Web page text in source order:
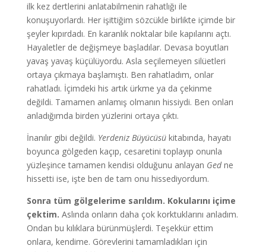
ilk kez dertlerini anlatabilmenin rahatlığı ile
konuşuyorlardı. Her işittiğim sözcükle birlikte içimde bir
şeyler kıpırdadı. En karanlık noktalar bile kapılarını açtı.
Hayaletler de değişmeye başladılar. Devasa boyutları
yavaş yavaş küçülüyordu. Asla seçilemeyen silüetleri
ortaya çıkmaya başlamıştı. Ben rahatladım, onlar
rahatladı. İçimdeki his artık ürkme ya da çekinme
değildi. Tamamen anlamış olmanın hissiydi. Ben onları
anladığımda birden yüzlerini ortaya çıktı.
İnanılır gibi değildi. Yerdeniz Büyücüsükitabında, hayatı
boyunca gölgeden kaçıp, cesaretini toplayıp onunla
yüzleşince tamamen kendisi olduğunu anlayan Gedne
hissetti ise, işte ben de tam onu hissediyordum.
Sonra tüm gölgelerime sarıldım. Kokularını içime
çektim. Aslında onların daha çok korktuklarını anladım.
Ondan bu kılıklara bürünmüşlerdi. Teşekkür ettim
onlara, kendime. Görevlerini tamamladıkları için